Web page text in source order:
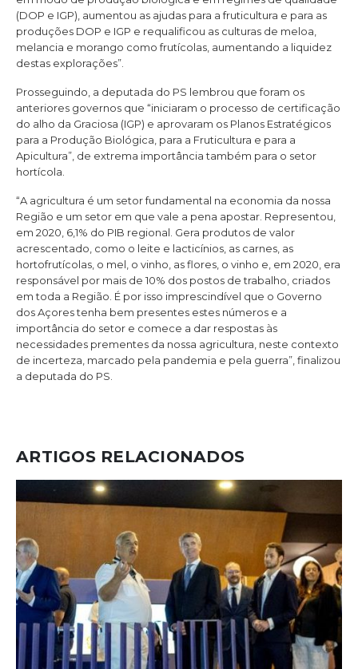
(DOP e IGP), aumentou as ajudas para a fruticultura e para as
produções DOP e IGP e requalificou as culturas de meloa,
melancia e morango como frutícolas, aumentando a liquidez
destas explorações”.
Prosseguindo, a deputada do PS lembrou que foram os
anteriores governos que “iniciaram o processo de certificação
do alho da Graciosa (IGP) e aprovaram os Planos Estratégicos
para a Produção Biológica, para a Fruticultura e para a
Apicultura”, de extrema importância também para o setor
hortícola.
“A agricultura é um setor fundamental na economia da nossa
Região e um setor em que vale a pena apostar. Representou,
em 2020, 6,1% do PIB regional. Gera produtos de valor
acrescentado, como o leite e lacticínios, as carnes, as
hortofrutícolas, o mel, o vinho, as flores, o vinho e, em 2020, era
responsável por mais de 10% dos postos de trabalho, criados
em toda a Região. É por isso imprescindível que o Governo
dos Açores tenha bem presentes estes números e a
importância do setor e comece a dar respostas às
necessidades prementes da nossa agricultura, neste contexto
de incerteza, marcado pela pandemia e pela guerra”, finalizou
a deputada do PS.
ARTIGOS RELACIONADOS